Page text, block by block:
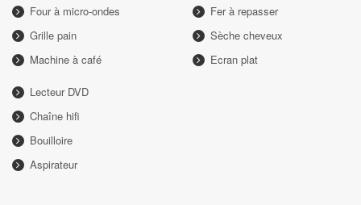
Four à micro-ondes
Grille pain
Machine à café
Fer à repasser
Sèche cheveux
Ecran plat
Lecteur DVD
Chaîne hifi
Bouilloire
Aspirateur